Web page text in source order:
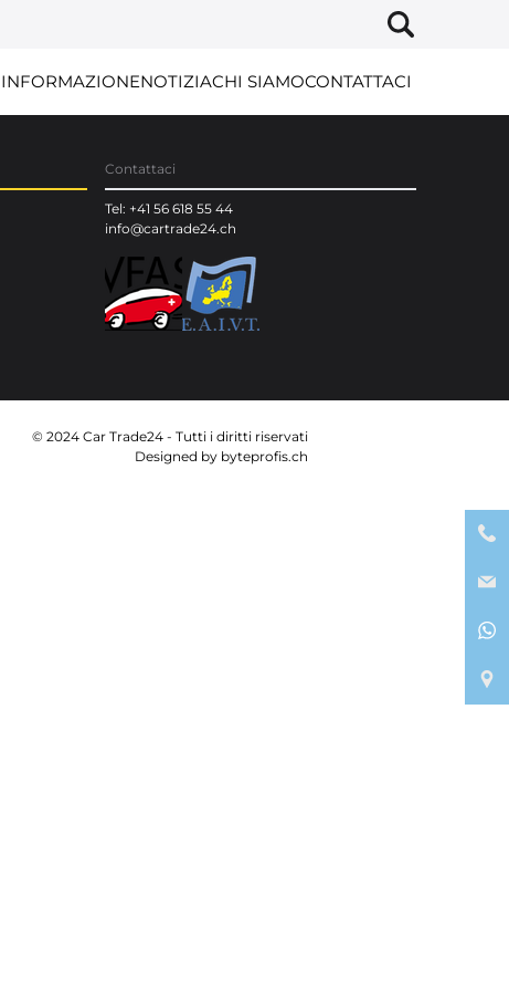
INFORMAZIONENOTIZIACHI SIAMOCONTATTACI
Contattaci
Tel: +41 56 618 55 44
info@cartrade24.ch
© 2024 Car Trade24 - Tutti i diritti riservati
Designed by byteprofis.ch